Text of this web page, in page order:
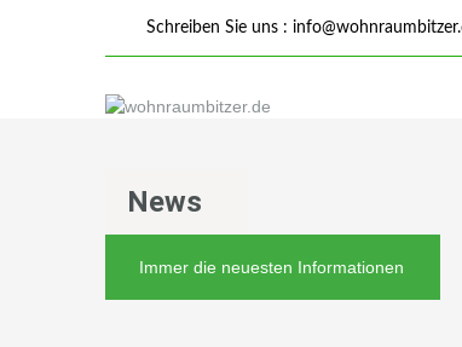
Schreiben Sie uns :
News
Immer die neuesten Informationen